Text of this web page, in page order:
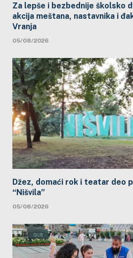
Za lepše i bezbednije školsko
akcija meštana, nastavnika i
Vranja
05/08/2026
Džez, domaći rok i teatar deo
“Nišvila”
05/08/2026